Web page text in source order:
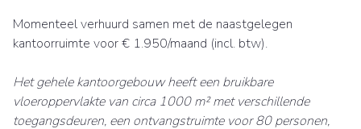
Momenteel verhuurd samen met de naastgelegen
kantoorruimte voor € 1.950/maand (incl. btw).
Het gehele kantoorgebouw heeft een bruikbare
vloeroppervlakte van circa 1000 m² met verschillende
toegangsdeuren, een ontvangstruimte voor 80 personen,